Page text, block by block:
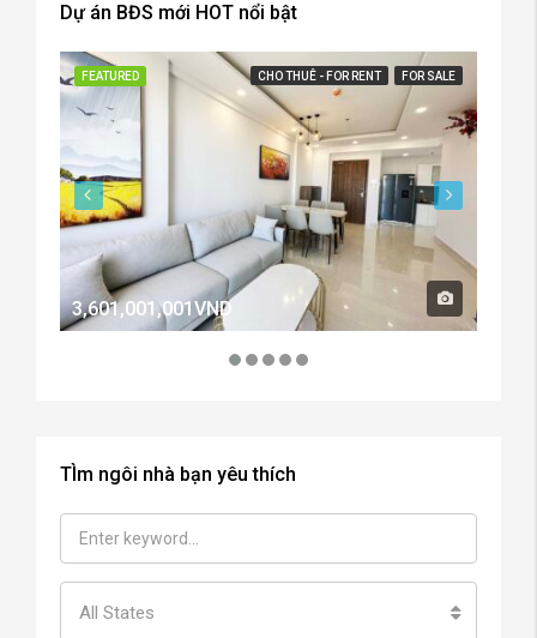
Dự án BĐS mới HOT nổi bật
FEATURED CHO THUÊ - FOR RENT FOR SALE
3,601,001,001VND
TÌm ngôi nhà bạn yêu thích
All States